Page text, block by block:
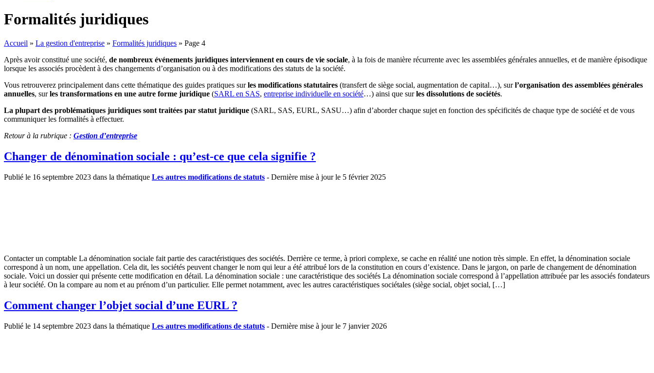
Formalités juridiques
Accueil » La gestion d'entreprise » Formalités juridiques » Page 4
Après avoir constitué une société, de nombreux événements juridiques interviennent en cours de vie sociale, à la fois de manière récurrente avec les assemblées générales annuelles, et de manière épisodique
lorsque les associés procèdent à des changements d’organisation ou à des modifications des statuts de la société.
Vous retrouverez principalement dans cette thématique des guides pratiques surles modifications statutaires (transfert de siège social, augmentation de capital…), surl’organisation des assemblées générales
annuelles, surles transformations en une autre forme juridique (SARL en SAS, entreprise individuelle en société…) ainsi que surles dissolutions de sociétés.
La plupart des problématiques juridiques sont traitées par statut juridique (SARL, SAS, EURL, SASU…) afin d’aborder chaque sujet en fonction des spécificités de chaque type de société et de vous
communiquer les formalités à effectuer.
Retour à la rubrique : Gestion d’entreprise
Changer de dénomination sociale : qu’est-ce que cela signifie ?
Publié le 16 septembre 2023 dans la thématique Les autres modifications de statuts - Dernière mise à jour le 5 février 2025
Contacter un comptable La dénomination sociale fait partie des caractéristiques des sociétés. Derrière ce terme, à priori complexe, se cache en réalité une notion très simple. En effet, la dénomination sociale
correspond à un nom, une appellation. Cela dit, les sociétés peuvent changer le nom qui leur a été attribué lors de la constitution en cours d’existence. Dans le jargon, on parle de changement de dénomination
sociale. Voici un dossier qui présente cette modification en détail. La dénomination sociale : une caractéristique des sociétés La dénomination sociale correspond à l’appellation attribuée par les associés fondateurs
à leur société. On la compare au nom et au prénom d’un particulier. Elle permet notamment, avec les autres caractéristiques sociétales (siège social, objet social, […]
Comment changer l’objet social d’une EURL ?
Publié le 14 septembre 2023 dans la thématique Les autres modifications de statuts - Dernière mise à jour le 7 janvier 2026